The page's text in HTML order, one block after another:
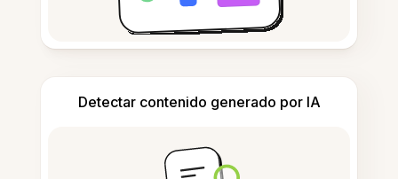
Detectar contenido generado por IA